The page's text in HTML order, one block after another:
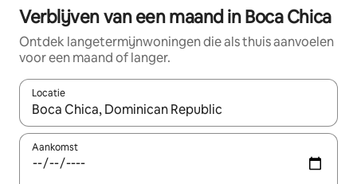
Verblijven van een maand in Boca Chica
Ontdek langetermijnwoningen die als thuis aanvoelen
voor een maand of langer.
Locatie
Wanneer er resultaten beschikbaar zijn, maak je een keuze
Aankomst